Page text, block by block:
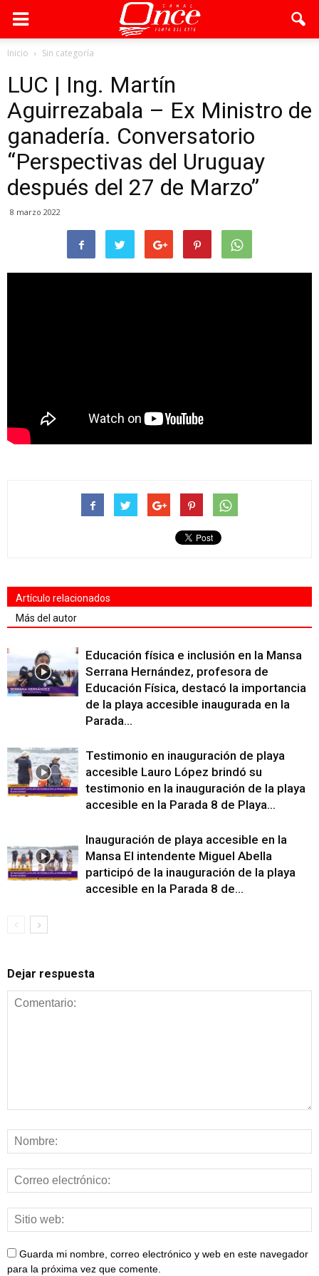
Inicio Sin categoría
LUC | Ing. Martín
Aguirrezabala – Ex Ministro de
ganadería. Conversatorio
“Perspectivas del Uruguay
después del 27 de Marzo”
8 marzo 2022
Artículo relacionados
Más del autor
Educación física e inclusión en la Mansa
Serrana Hernández, profesora de
Educación Física, destacó la importancia
de la playa accesible inaugurada en la
Parada...
Testimonio en inauguración de playa
accesible Lauro López brindó su
testimonio en la inauguración de la playa
accesible en la Parada 8 de Playa...
Inauguración de playa accesible en la
Mansa El intendente Miguel Abella
participó de la inauguración de la playa
accesible en la Parada 8 de...
Dejar respuesta
Guarda mi nombre, correo electrónico y web en este navegador
para la próxima vez que comente.